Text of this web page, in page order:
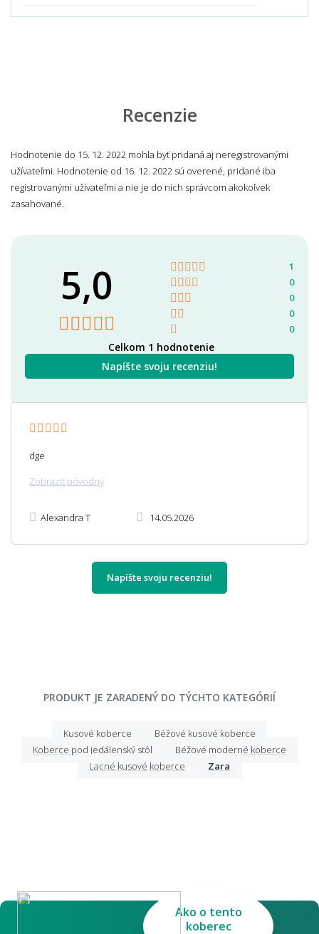
Recenzie
Hodnotenie do 15. 12. 2022 mohla byť pridaná aj neregistrovanými
užívateľmi. Hodnotenie od 16. 12. 2022 sú overené, pridané iba
registrovanými užívateľmi a nie je do nich správcom akokoľvek
zasahované.
5,0
Celkom 1 hodnotenie
Napíšte svoju recenziu!
1
0
0
0
0
dge
Zobraziť pôvodný
Alexandra T 14.05.2026
Napíšte svoju recenziu!
PRODUKT JE ZARADENÝ DO TÝCHTO KATEGÓRIÍ
Kusové koberce
Béžové kusové koberce
Koberce pod jedálenský stôl
Béžové moderné koberce
Lacné kusové koberce
Zara
Ako o tento
koberec